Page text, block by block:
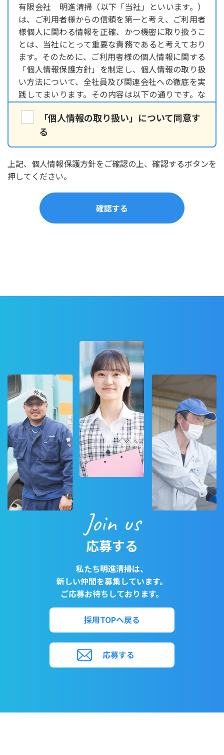
有限会社 明進清掃（以下「当社」といいます。）
は、ご利用者様からの信頼を第一と考え、ご利用者
様個人に関わる情報を正確、かつ機密に取り扱うこ
とは、当社にとって重要な責務であると考えており
ます。そのために、ご利用者様の個人情報に関する
「個人情報保護方針」を制定し、個人情報の取り扱
い方法について、全社員及び関連会社への徹底を実
践してまいります。その内容は以下の通りです。な
お、既に当社で保有し利用させて頂いている個人情
報につきましても、本方針に従ってご利用者様の個
人情報の取り扱いを実施致します。
個人情報の取り扱いについて
当社は個人情報を適法かつ公正な手段により収集致
します。ご利用者様に個人情報の提供をお願いする
場合は、事前に収集の目的、利用の内容を開示した
上で、当社の正当な事業の範囲内で、その目的の達
当社がお預かりした個人情報は、個人情報を頂いた
内でその目的の達成に必要な事項を利用目的と致し
●利用目的の範囲について
・業務上のご連絡をする場合
・当社が取り扱う商品及びサービスに関するご案内
をする場合
・ご利用者様からのお問い合せまたはご依頼等への
対応をさせて頂く場合
・その他、ご利用者様に事前にお知らせし、ご同意
を頂いた目的の場合
●上記目的以外の利用について
上記以外の目的で、ご利用者様の個人情報を利用す
る必要が生じた場合には、法令により許される場合
を除き、その利用について、ご利用者様の同意を頂
（3）個人情報の第三者提供
当社は、ご利用者様の同意なしに第三者へご利用者
様の個人情報の提供は行いません。但し個人情報に
適用される法律その他の規範により、当社が従うべ
き法令上の義務等の特別な事情がある場合は、この
限りではありません。
「個人情報の取り扱い」について同意す
る
上記、個人情報保護方針をご確認の上、確認するボタンを
押してください。
Join us
応募する
私たち明進清掃は、
新しい仲間を募集しています。
ご応募お待ちしております。
採用TOPへ戻る
応募する